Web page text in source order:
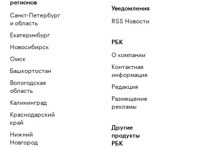
регионов
Санкт-Петербург
и область
Екатеринбург
Новосибирск
Омск
Башкортостан
Вологодская
область
Калининград
Краснодарский
край
Нижний
Новгород
Уведомления
RSS Новости
РБК
О компании
Контактная
информация
Редакция
Размещение
рекламы
Другие
продукты
РБК